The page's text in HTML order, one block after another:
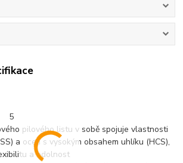
5
pilového listu v sobě spojuje vlastnosti
a oceli s vysokým obsahem uhlíku (HCS),
a odolnost